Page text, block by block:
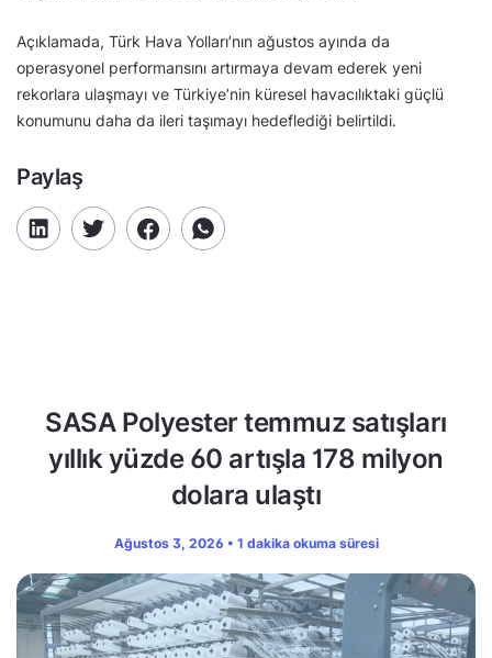
Açıklamada, Türk Hava Yolları’nın ağustos ayında da
operasyonel performansını artırmaya devam ederek yeni
rekorlara ulaşmayı ve Türkiye’nin küresel havacılıktaki güçlü
konumunu daha da ileri taşımayı hedeflediği belirtildi.
Paylaş
SASA Polyester temmuz satışları
yıllık yüzde 60 artışla 178 milyon
dolara ulaştı
Ağustos 3, 2026 • 1 dakika okuma süresi